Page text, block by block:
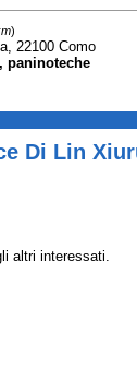
)
22100 Como
paninoteche
Di Lin
altri interessati.